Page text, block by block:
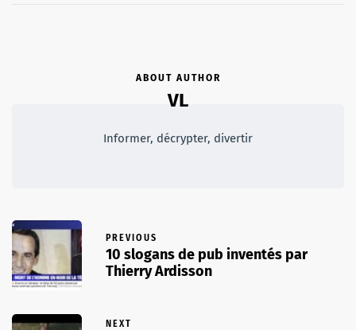
ABOUT AUTHOR
VL
Informer, décrypter, divertir
PREVIOUS
10 slogans de pub inventés par
Thierry Ardisson
NEXT